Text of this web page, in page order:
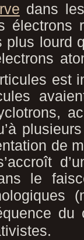
dans
électrons
plus lourd
est
de
le